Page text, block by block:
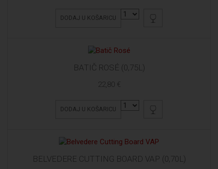
DODAJ U KOŠARICU
BATIČ ROSÉ (0,75L)
22,80 €
DODAJ U KOŠARICU
BELVEDERE CUTTING BOARD VAP (0,70L)